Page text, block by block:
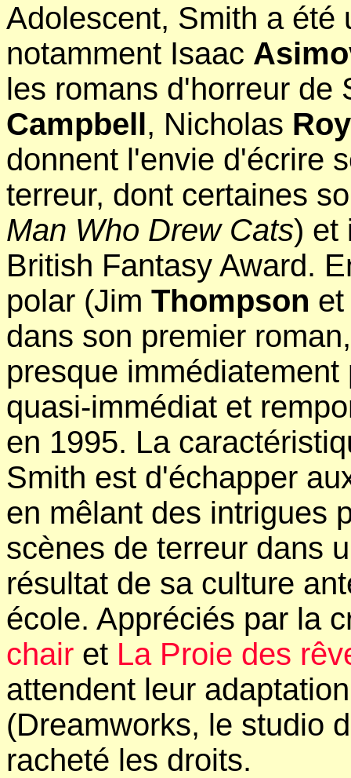
Adolescent, Smith a été
notamment Isaac
les romans d'horreur de
Campbell, Nicholas
donnent l'envie d'écrire
terreur, dont certaines
Man Who Drew Cats) et
British Fantasy Award.
polar (Jim Thompson
dans son premier roman,
presque
quasi-immédiat et
en 1995. La
Smith est d'échapper
en mêlant des intrigues
scènes de terreur dans
résultat de sa culture
école. Appréciés par la
chair et La Proie des
attendent leur
(Dreamworks, le studio
racheté les droits.